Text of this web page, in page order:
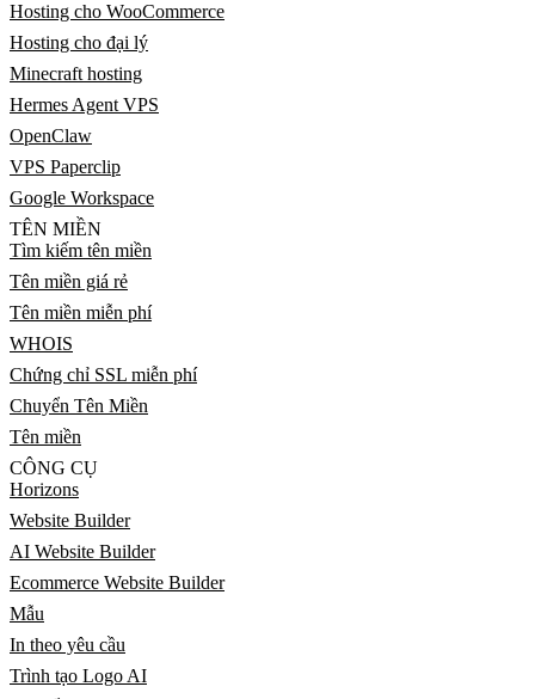
Hosting cho WooCommerce
Hosting cho đại lý
Minecraft hosting
Hermes Agent VPS
OpenClaw
VPS Paperclip
Google Workspace
TÊN MIỀN
Tìm kiếm tên miền
Tên miền giá rẻ
Tên miền miễn phí
WHOIS
Chứng chỉ SSL miễn phí
Chuyển Tên Miền
Tên miền
CÔNG CỤ
Horizons
Website Builder
AI Website Builder
Ecommerce Website Builder
Mẫu
In theo yêu cầu
Trình tạo Logo AI